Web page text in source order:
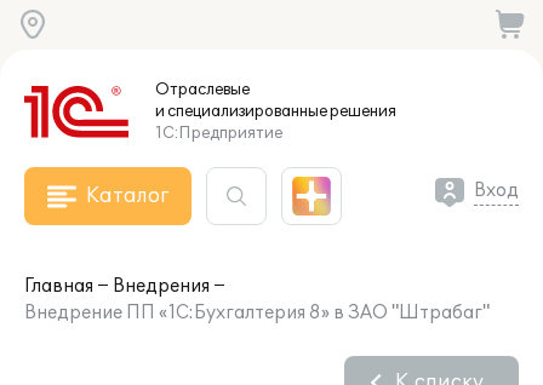
Отраслевые
и специализированныерешения
1С:Предприятие
Каталог Вход
Главная
Внедрения
Внедрение ПП «1С:Бухгалтерия 8» в ЗАО "Штрабаг"